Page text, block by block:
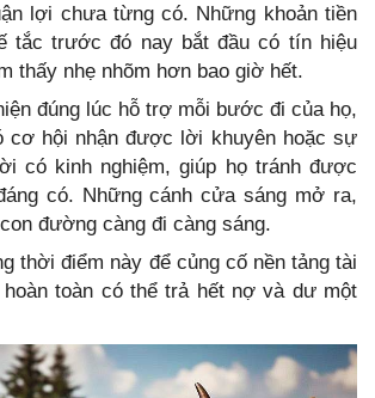
lợi chưa từng có. Những khoản tiền
tắc trước đó nay bắt đầu có tín hiệu
thấy nhẹ nhõm hơn bao giờ hết.
đúng lúc hỗ trợ mỗi bước đi của họ,
cơ hội nhận được lời khuyên hoặc sự
có kinh nghiệm, giúp họ tránh được
có. Những cánh cửa sáng mở ra,
đường càng đi càng sáng.
thời điểm này để củng cố nền tảng tài
toàn có thể trả hết nợ và dư một